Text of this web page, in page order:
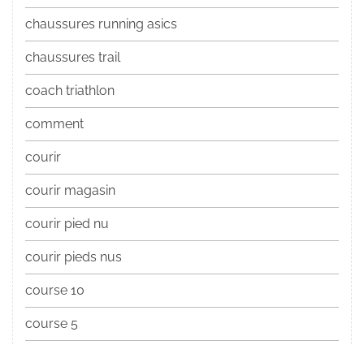
chaussures running asics
chaussures trail
coach triathlon
comment
courir
courir magasin
courir pied nu
courir pieds nus
course 10
course 5